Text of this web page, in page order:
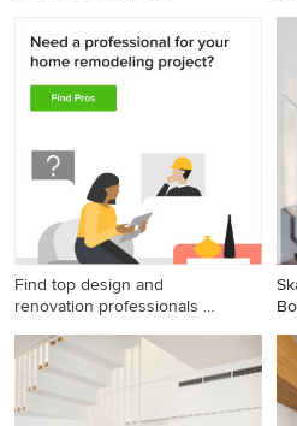
Nordische Treppe in Paris
Find top design and
renovation professionals on